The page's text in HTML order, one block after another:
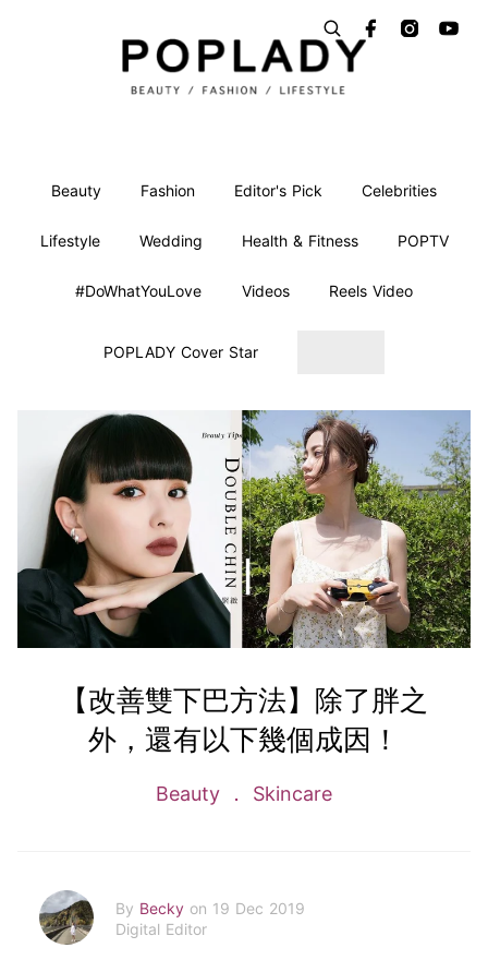
Beauty Fashion Editor's Pick Celebrities
Lifestyle Wedding Health & Fitness POPTV
#DoWhatYouLove Videos Reels Video
POPLADY Cover Star
【改善雙下巴方法】除了胖之
外，還有以下幾個成因！
Beauty Skincare
By Becky on 19 Dec 2019
Digital Editor